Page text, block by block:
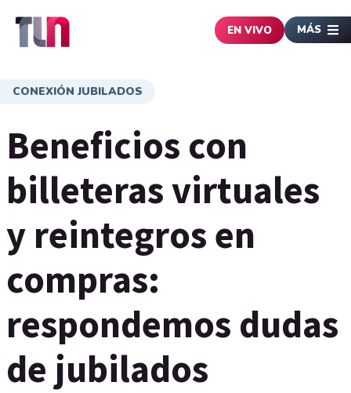
EN VIVO MÁS
CONEXIÓN JUBILADOS
Beneficios con
billeteras virtuales
y reintegros en
compras:
respondemos dudas
de jubilados